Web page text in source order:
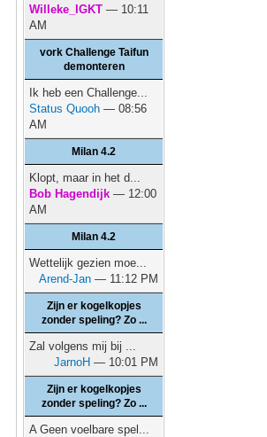
Willeke_IGKT — 10:11
AM
vork Challenge Taifun
demonteren
Ik heb een Challenge...
Status Quooh — 08:56
AM
Milan 4.2
Klopt, maar in het d...
Bob Hagendijk — 12:00
AM
Milan 4.2
Wettelijk gezien moe...
Arend-Jan — 11:12 PM
Zijn er kogelkopjes
zonder speling? Zo ...
Zal volgens mij bij ...
JarnoH — 10:01 PM
Zijn er kogelkopjes
zonder speling? Zo ...
A Geen voelbare spel...